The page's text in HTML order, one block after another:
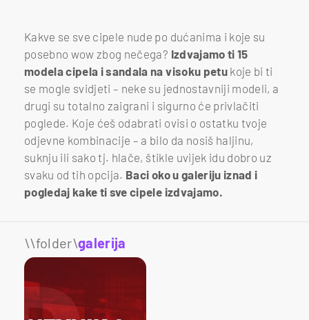
Kakve se sve cipele nude po dućanima i koje su
posebno wow zbog nečega? Izdvajamo ti 15
modela cipela i sandala na visoku petukoje bi ti
se mogle svidjeti – neke su jednostavniji modeli, a
drugi su totalno zaigrani i sigurno će privlačiti
poglede. Koje ćeš odabrati ovisi o ostatku tvoje
odjevne kombinacije – a bilo da nosiš haljinu,
suknju ili sako tj. hlače, štikle uvijek idu dobro uz
svaku od tih opcija. Baci oko u galeriju iznad i
pogledaj kake ti sve cipele izdvajamo.
\\folder\galerija